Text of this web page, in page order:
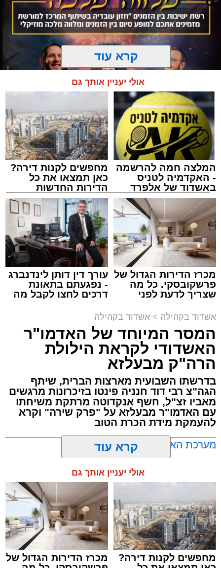
המרכז למורשת
מנהל האתר / 10:42 06.08.26
תגים:המרכז למורשת, "מהות"
ימים ספורים לתום בין הזמנים אב שהיה גדוש
בפעילויות שונות ומגוונות, במוצאי שבת הקרוב,
מלכה על ידי "המרכז למורשת" בראשות מ"מ ראש
העיר הרב אבי אמסלם בשיתוף הרשות העירונית
'מהות' בראשות חבר מועצת העיר הרב מני אזולאי.
האירוע הענק יתקיים כאמור ע"י 'המרכז למורשת'
ובשיתוף רשת ישיבות בין הזמנים 'חזון עובדיה'
מבית הרשות העירונית 'מהות' במסגרתה פועלות
עשרות נקודות של ישיבות בין הזמנים ברחבי העיר
שבהם לומדים מאות בחורי ישיבות ומתעלים
בתורה גם בימי החופש.
במופע סיום בין הזמנים שישולב עם מלווה מלכה
מוזיקלי יופיעו על במה אחת ענקי הזמר והרגש,
בנצי שטיין, יצחק בן ארזה ושמוליק קליין בליווי
תזמורת מורחבת בניצוחו של מאסטרו דני אבידני.
קרא עוד
אולי יעניין אותך גם
המלצה חמה להרשמה
- האקדמיה לטניס
באשדוד של אלפרד
קריאולנסקי - לילדים
מחפשים לקנות דירה?
כאן תמצאו את כל
הדירות החדשות
למכירה באשדוד >>>
מכרז הדירות הגדול של
פרשקובסקי. כל מה
שצריך לדעת לפני
באשדוד
עורך דין דותן לינדנברג
- נפגעתם בתאונת
דרכים לחצו לקבל מה
אשדוד בקהילה > אשדוד בקהילה
המסר המיוחד של האדמו"ר
האשדודי לקראת הילולת
הרה"ק מבעלזא
בדרשתו השבועית מארצות הברית, שיתף
הגה"צ רבי דוד חנניה פינטו בזיכרונות מרגשים
מאביו זצ"ל, חשף אנקדוטה מרתקת משיחתו
עם האדמו"ר מבעלזא על "פרק שירה" וקרא
להעמקת מידת הכרת הטוב
מערכת האתר / 00:23 06.08.26
תגים:אשדוד, בעלזא, הילולא
קרא עוד
אולי יעניין אותך גם
מחפשים לקנות דירה?
מכרז הדירות הגדול של